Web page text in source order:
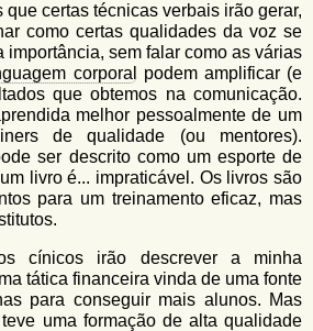
certas técnicas verbais irão gerar,
como certas qualidades da voz se
importância, sem falar como as várias
corporalpodem amplificar (e
que obtemos na comunicação.
melhor pessoalmente de um
de qualidade (ou mentores).
ser descrito como um esporte de
livro é... impraticável. Os livros são
para um treinamento eficaz, mas
cínicos irão descrever a minha
tática financeira vinda de uma fonte
para conseguir mais alunos. Mas
uma formação de alta qualidade